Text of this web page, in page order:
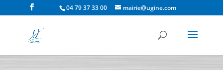
04 79 37 33 00 mairie@ugine.com